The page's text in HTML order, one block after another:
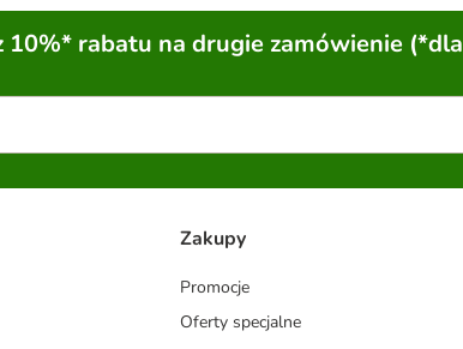
rabatu na drugie zamówienie (*dla
Zakupy
Promocje
Oferty specjalne